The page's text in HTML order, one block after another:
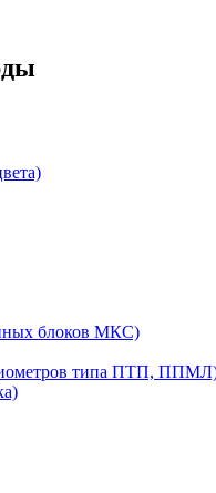
блоков МКС)
типа ПТП,